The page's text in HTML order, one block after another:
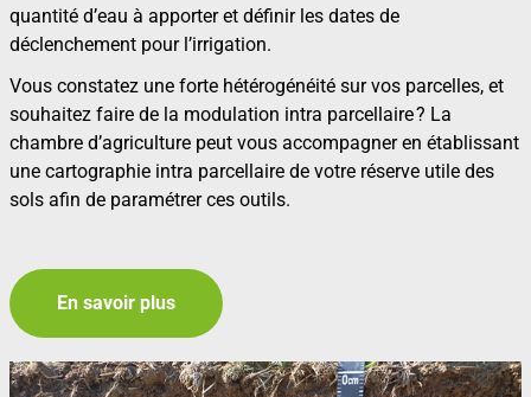
quantité d’eau à apporter et définir les dates de
déclenchement pour l’irrigation.
Vous constatez une forte hétérogénéité sur vos parcelles, et
souhaitez faire de la modulation intra parcellaire ? La
chambre d’agriculture peut vous accompagner en établissant
une cartographie intra parcellaire de votre réserve utile des
sols afin de paramétrer ces outils.
En savoir plus